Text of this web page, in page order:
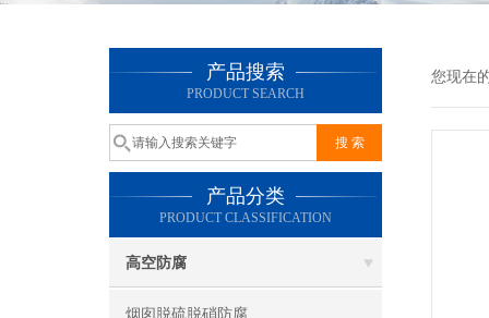
产品搜索
PRODUCT SEARCH
产品分类
PRODUCT CLASSIFICATION
高空防腐
烟囱脱硫脱硝防腐
您现在